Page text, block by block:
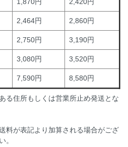
2,464円 2,860円
2,750円 3,190円
3,080円 3,520円
7,590円 8,580円
る住所もしくは営業所止め発送とな
料が表記より加算される場合がござ
。